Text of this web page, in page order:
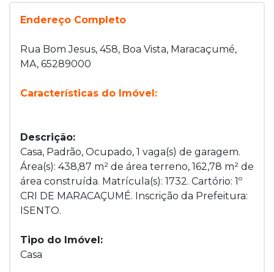
Endereço Completo
Rua Bom Jesus, 458, Boa Vista, Maracaçumé,
MA, 65289000
Características do Imóvel:
Descrição:
Casa, Padrão, Ocupado, 1 vaga(s) de garagem.
Área(s): 438,87 m² de área terreno, 162,78 m² de
área construída. Matrícula(s): 1732. Cartório: 1º
CRI DE MARACAÇUMÉ. Inscrição da Prefeitura:
ISENTO.
Tipo do Imóvel:
Casa